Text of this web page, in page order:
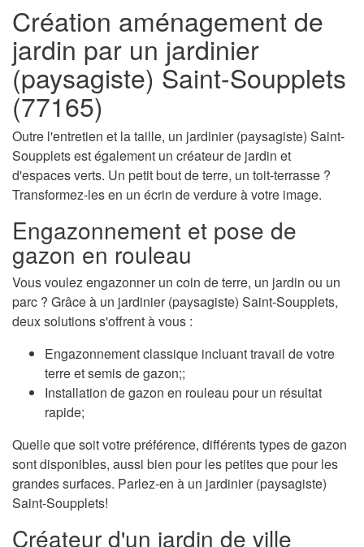
Création aménagement de
jardin par un jardinier
(paysagiste) Saint-Soupplets
(77165)
Outre l'entretien et la taille, un jardinier (paysagiste) Saint-
Soupplets est également un créateur de jardin et
d'espaces verts. Un petit bout de terre, un toit-terrasse ?
Transformez-les en un écrin de verdure à votre image.
Engazonnement et pose de
gazon en rouleau
Vous voulez engazonner un coin de terre, un jardin ou un
parc ? Grâce à un jardinier (paysagiste) Saint-Soupplets,
deux solutions s'offrent à vous :
Engazonnement classique incluant travail de votre
terre et semis de gazon;;
Installation de gazon en rouleau pour un résultat
rapide;
Quelle que soit votre préférence, différents types de gazon
sont disponibles, aussi bien pour les petites que pour les
grandes surfaces. Parlez-en à un jardinier (paysagiste)
Saint-Soupplets!
Créateur d'un jardin de ville